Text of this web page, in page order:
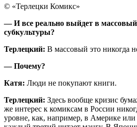
© «Терлецки Комикс»
— И все реально выйдет в
субкультуры?
Терлецкий: В массовый это никогда
— Почему?
Катя: Люди не покупают книги.
Терлецкий: Здесь вообще кризис
же интерес к комиксам в России
уровне, как, например, в Америке